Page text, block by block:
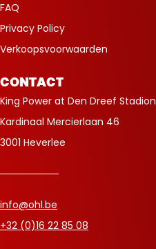
FAQ
Privacy Policy
Verkoopsvoorwaarden
CONTACT
King Power at Den Dreef Stadion
Kardinaal Mercierlaan 46
3001 Heverlee
info@ohl.be
+32 (0)16 22 85 08